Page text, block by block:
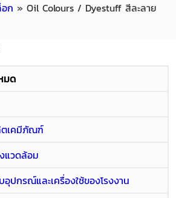
ก » Oil Colours / Dyestuff สีละลาย
มด
ตเคมีภัณฑ์
แวดล้อม
ปกรณ์และเครื่องใช้ของโรงงาน